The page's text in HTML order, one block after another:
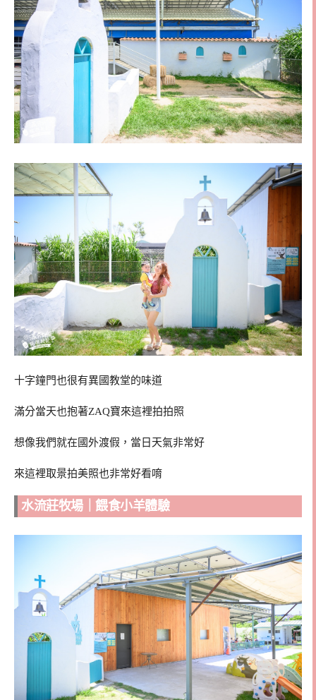
十字鐘門也很有異國教堂的味道
滿分當天也抱著ZAQ寶來這裡拍拍照
想像我們就在國外渡假，當日天氣非常好
來這裡取景拍美照也非常好看唷
水流莊牧場｜餵食小羊體驗